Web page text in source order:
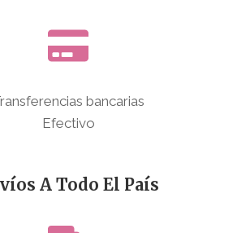
bancarias
Efectivo
A Todo El País